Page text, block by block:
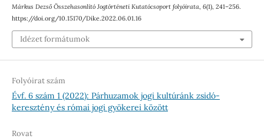
Márkus Dezső Összehasonlító Jogtörténeti Kutatócsoport folyóirata, 6(1), 241–256.
https://doi.org/10.15170/Dike.2022.06.01.16
Idézet formátumok
Folyóirat szám
Évf. 6 szám 1 (2022): Párhuzamok jogi kultúránk zsidó-
keresztény és római jogi gyökerei között
Rovat